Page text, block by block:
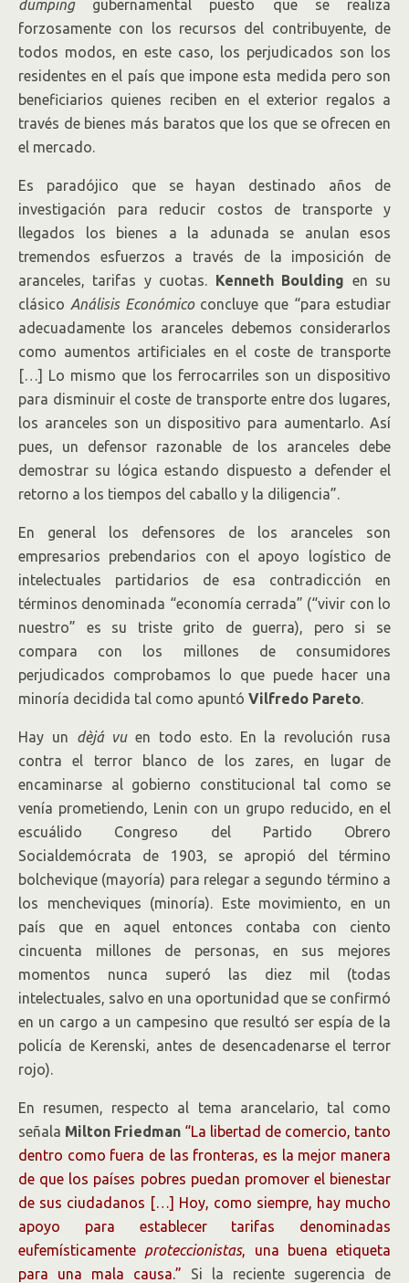
dumpinggubernamental puesto que se realiza
forzosamente con los recursos del contribuyente, de
todos modos, en este caso, los perjudicados son los
residentes en el país que impone esta medida pero son
beneficiarios quienes reciben en el exterior regalos a
través de bienes más baratos que los que se ofrecen en
el mercado.
Es paradójico que se hayan destinado años de
investigación para reducir costos de transporte y
llegados los bienes a la adunada se anulan esos
tremendos esfuerzos a través de la imposición de
aranceles, tarifas y cuotas. Kenneth Boulding en su
clásico Análisis Económico concluye que “para estudiar
adecuadamente los aranceles debemos considerarlos
como aumentos artificiales en el coste de transporte
[…] Lo mismo que los ferrocarriles son un dispositivo
para disminuir el coste de transporte entre dos lugares,
los aranceles son un dispositivo para aumentarlo. Así
pues, un defensor razonable de los aranceles debe
demostrar su lógica estando dispuesto a defender el
retorno a los tiempos del caballo y la diligencia”.
En general los defensores de los aranceles son
empresarios prebendarios con el apoyo logístico de
intelectuales partidarios de esa contradicción en
términos denominada “economía cerrada” (“vivir con lo
nuestro” es su triste grito de guerra), pero si se
compara con los millones de consumidores
perjudicados comprobamos lo que puede hacer una
minoría decidida tal como apuntó Vilfredo Pareto.
Hay un dèjá vuen todo esto. En la revolución rusa
contra el terror blanco de los zares, en lugar de
encaminarse al gobierno constitucional tal como se
venía prometiendo, Lenin con un grupo reducido, en el
escuálido Congreso del Partido Obrero
Socialdemócrata de 1903, se apropió del término
bolchevique (mayoría) para relegar a segundo término a
los mencheviques (minoría). Este movimiento, en un
país que en aquel entonces contaba con ciento
cincuenta millones de personas, en sus mejores
momentos nunca superó las diez mil (todas
intelectuales, salvo en una oportunidad que se confirmó
en un cargo a un campesino que resultó ser espía de la
policía de Kerenski, antes de desencadenarse el terror
rojo).
En resumen, respecto al tema arancelario, tal como
señala Milton Friedman “La libertad de comercio, tanto
dentro como fuera de las fronteras, es la mejor manera
de que los países pobres puedan promover el bienestar
de sus ciudadanos […] Hoy, como siempre, hay mucho
apoyo para establecer tarifas denominadas
eufemísticamente proteccionistas, una buena etiqueta
para una mala causa.” Si la reciente sugerencia de